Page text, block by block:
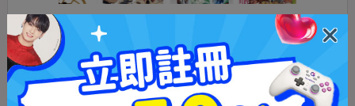
Tohoanimation store
東寶限定動漫周邊。
動漫商品